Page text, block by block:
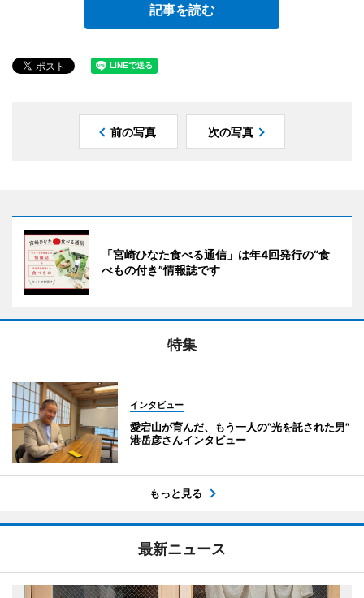
記事を読む
前の写真 次の写真
「宮崎ひなた食べる通信」は年4回発行の“食
べもの付き”情報誌です
特集
インタビュー
愛宕山が育んだ、もう一人の“光を託された男”
港岳彦さんインタビュー
もっと見る
最新ニュース